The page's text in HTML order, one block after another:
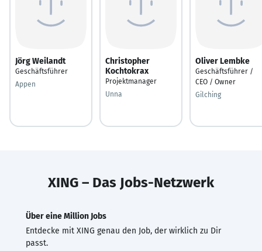
Jörg Weilandt
Geschäftsführer
Appen
Christopher
Kochtokrax
Projektmanager
Unna
Oliver Lembke
Geschäftsführer /
CEO / Owner
Gilching
XING – Das Jobs-Netzwerk
Über eine Million Jobs
Entdecke mit XING genau den Job, der wirklich zu Dir
passt.